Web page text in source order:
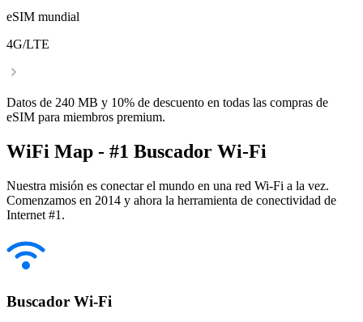
eSIM mundial
4G/LTE
Datos de 240 MB y 10% de descuento en todas las compras de
eSIM para miembros premium.
WiFi Map - #1 Buscador Wi-Fi
Nuestra misión es conectar el mundo en una red Wi-Fi a la vez.
Comenzamos en 2014 y ahora la herramienta de conectividad de
Internet #1.
Buscador Wi-Fi